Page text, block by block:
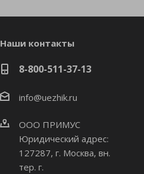
Наши контакты
8-800-511-37-13
info@uezhik.ru
ООО ПРИМУС
Юридический адрес:
127287, г. Москва, вн.
тер. г.